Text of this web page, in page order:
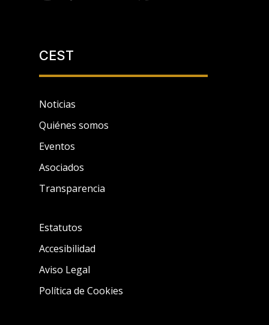
CEST
Noticias
Quiénes somos
Eventos
Asociados
Transparencia
Estatutos
Accesibilidad
Aviso Legal
Política de Cookies